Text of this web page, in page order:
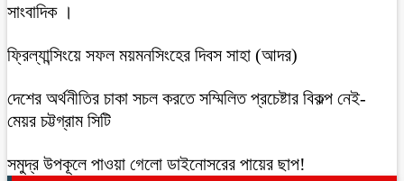
সাংবাদিক ।
ফ্রিল্যান্সিংয়ে সফল ময়মনসিংহের দিবস সাহা (আদর)
দেশের অর্থনীতির চাকা সচল করতে সম্মিলিত প্রচেষ্টার বিকল্প নেই-
মেয়র চট্টগ্রাম সিটি
সমুদ্র উপকূলে পাওয়া গেলো ডাইনোসরের পায়ের ছাপ!